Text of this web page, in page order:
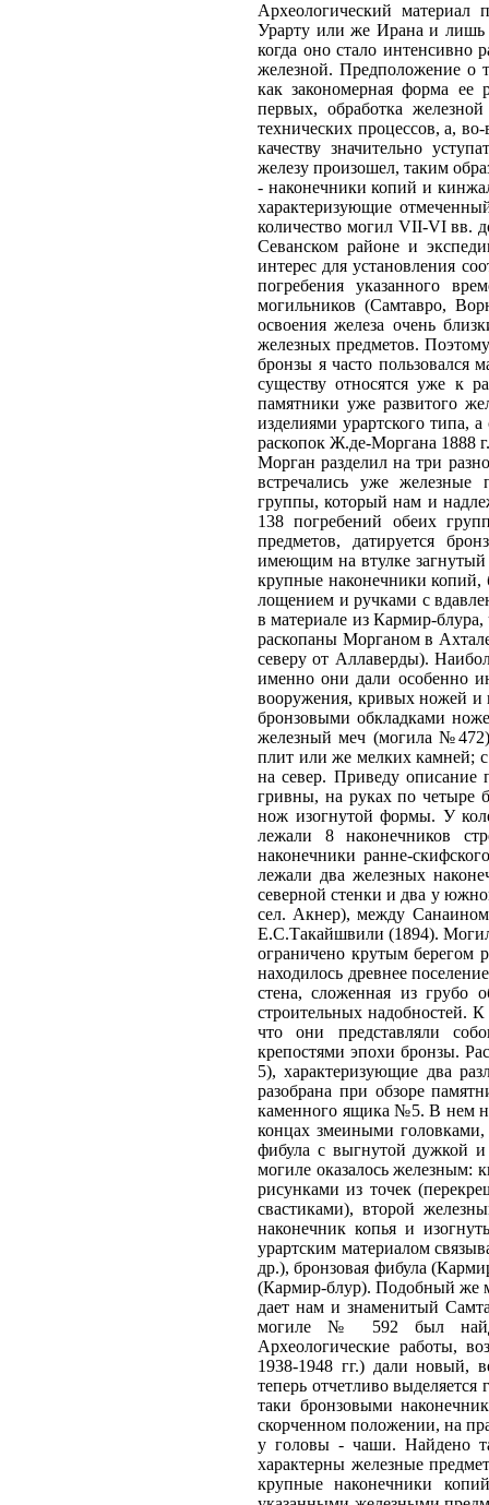
Археологический материал
Урарту или же Ирана и лишь
когда оно стало интенсивно
железной. Предположение о
как закономерная форма ее
первых, обработка
технических процессов, а,
качеству значительно
железу произошел, таким
- наконечники копий и
характеризующие
количество могил VII-VI вв.
Севанском районе и
интерес для установления
погребения указанного
могильников (Самтавро,
освоения железа очень
железных предметов.
бронзы я часто пользовался
существу относятся уже к
памятники уже развитого
изделиями урартского типа,
раскопок Ж.де-Моргана 1888
Морган разделил на три
встречались уже железные
группы, который нам и
138 погребений обеих
предметов, датируется
имеющим на втулке
крупные наконечники копий,
лощением и ручками с
в материале из Кармир-
раскопаны Морганом в
северу от Аллаверды).
именно они дали особенно
вооружения, кривых ножей и
бронзовыми обкладками
железный меч (могила
плит или же мелких камней;
на север. Приведу
гривны, на руках по четыре
нож изогнутой формы. У
лежали 8 наконечников
наконечники ранне-
лежали два железных
северной стенки и два у
сел. Акнер), между
Е.С.Такайшвили (1894).
ограничено крутым берегом
находилось древнее
стена, сложенная из грубо
строительных надобностей.
что они представляли
крепостями эпохи бронзы.
5), характеризующие два
разобрана при обзоре
каменного ящика №5. В нем
концах змеиными головками,
фибула с выгнутой дужкой
могиле оказалось
рисунками из точек
свастиками), второй
наконечник копья и
урартским материалом
др.), бронзовая фибула
(Кармир-блур). Подобный же
дает нам и знаменитый
могиле № 592 был
Археологические работы,
1938-1948 гг.) дали новый,
теперь отчетливо
таки бронзовыми
скорченном положении, на
у головы - чаши. Найдено
характерны железные
крупные наконечники